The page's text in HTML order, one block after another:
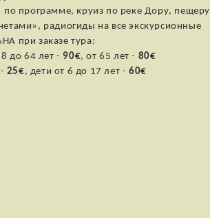
программе, круиз по реке Дору, пещеру
радиогиды на все экскурсионные
при заказе тура:
до 64 лет -90€, от 65 лет - 80€
25€, дети от 6 до 17 лет -60€